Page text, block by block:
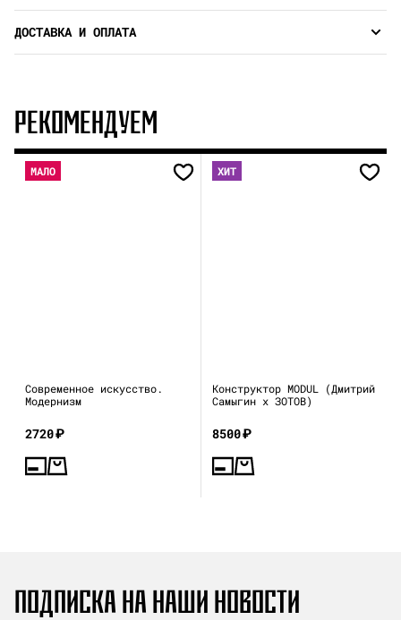
ДОСТАВКА И ОПЛАТА
РЕКОМЕНДУЕМ
МАЛО
Современное искусство.
Модернизм
2720₽
ХИТ
Конструктор MODUL (Дмитрий
Самыгин x ЗОТОВ)
8500₽
ПОДПИСКА НА НАШИ НОВОСТИ